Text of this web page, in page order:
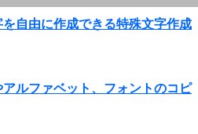
自由に作成できる特殊文字作成
ルファベット、フォントのコピ